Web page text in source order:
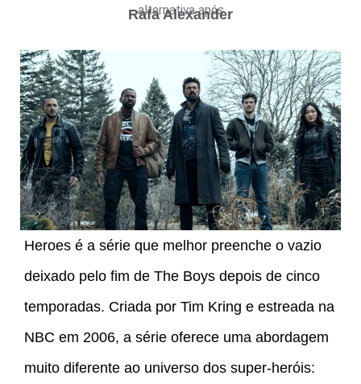
alternativa após
Rafa Alexander
Heroes é a série que melhor preenche o vazio
deixado pelo fim de The Boys depois de cinco
temporadas. Criada por Tim Kring e estreada na
NBC em 2006, a série oferece uma abordagem
muito diferente ao universo dos super-heróis: